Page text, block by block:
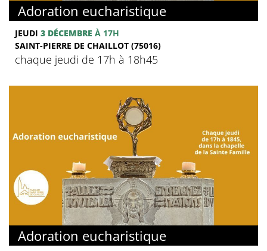
Adoration eucharistique
JEUDI 3 DÉCEMBRE À 17H
SAINT-PIERRE DE CHAILLOT (75016)
chaque jeudi de 17h à 18h45
Adoration eucharistique